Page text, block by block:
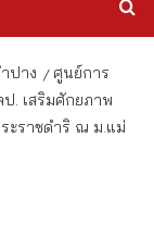
ปาง
ศูนย์การ
. เสริมศักยภาพ
ะราชดำริ ณ ม.แม่